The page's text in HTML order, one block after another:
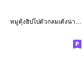
หมูดุ้งฮิปโปตัวกลมเด้งน่ารัก